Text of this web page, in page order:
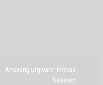
Ansvarig utgivare: Ermias
Neamen